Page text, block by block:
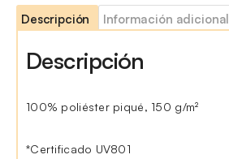
Descripción Información adicional
Descripción
100% poliéster piqué, 150 g/m²
*Certificado UV801